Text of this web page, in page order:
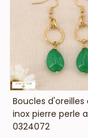
européennes).
VOIR LE
Boucles d'oreilles
inox pierre perle
0324072